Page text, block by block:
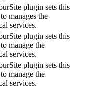
plugin sets this
manages the
services.
plugin sets this
manage the
services.
plugin sets this
manage the
services.